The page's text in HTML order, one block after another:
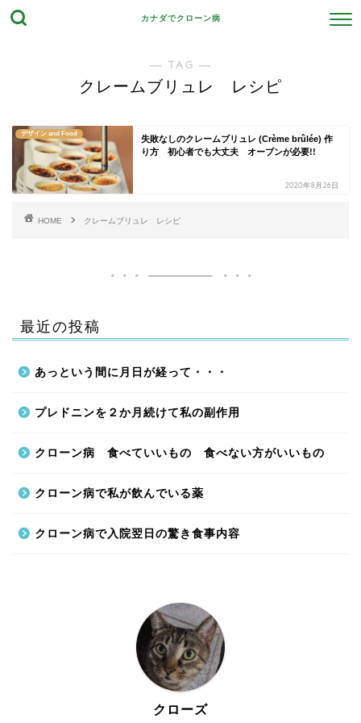
カナダでクローン病
― TAG ―
クレームブリュレ レシピ
デザイン and Food
失敗なしのクレームブリュレ (Crème brûlée) 作
り方 初心者でも大丈夫 オーブンが必要!!
2020年8月26日
HOME クレームブリュレ レシピ
最近の投稿
あっという間に月日が経って・・・
プレドニンを２か月続けて私の副作用
クローン病 食べていいもの 食べない方がいいもの
クローン病で私が飲んでいる薬
クローン病で入院翌日の驚き食事内容
クローズ